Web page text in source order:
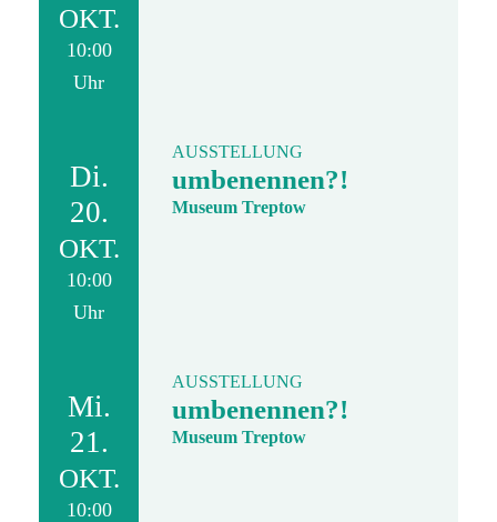
OKT.
10:00
Uhr
Di.
20.
OKT.
10:00
Uhr
AUSSTELLUNG
umbenennen?!
Museum Treptow
Mi.
21.
OKT.
10:00
AUSSTELLUNG
umbenennen?!
Museum Treptow